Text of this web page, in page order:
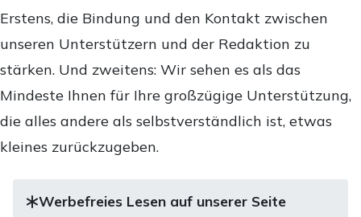
Erstens, die Bindung und den Kontakt zwischen
unseren Unterstützern und der Redaktion zu
stärken. Und zweitens: Wir sehen es als das
Mindeste Ihnen für Ihre großzügige Unterstützung,
die alles andere als selbstverständlich ist, etwas
kleines zurückzugeben.
Werbefreies Lesen auf unserer Seite